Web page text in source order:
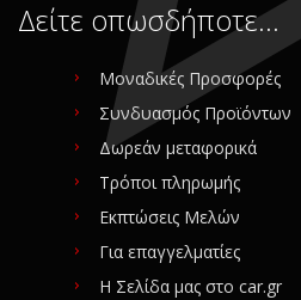
Δείτε οπωσδήποτε…
Μοναδικές Προσφορές
Συνδυασμός Προϊόντων
Δωρεάν μεταφορικά
Τρόποι πληρωμής
Εκπτώσεις Μελών
Για επαγγελματίες
Η Σελίδα μας στο car.gr